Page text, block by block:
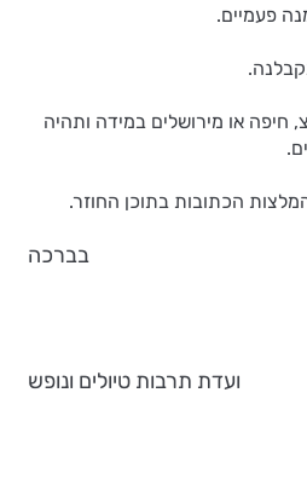
פעמיים.
או מירושלים במידה ותהיה
הכתובות בתוכן החוזר.
בברכה
ועדת תרבות טיולים ונופש